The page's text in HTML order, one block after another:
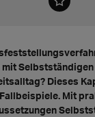
mit
Dieses
Mit